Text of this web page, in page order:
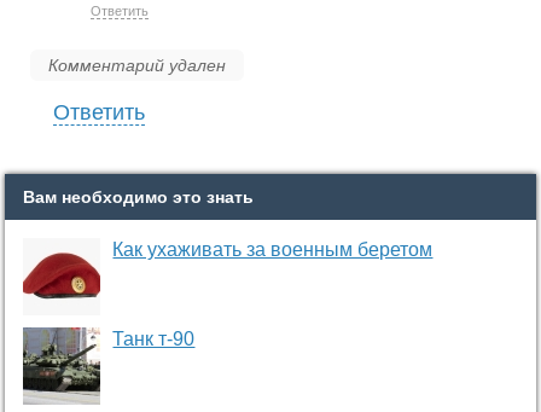
Ответить
Комментарий удален
Ответить
Вам необходимо это знать
Как ухаживать за военным беретом
Танк т-90